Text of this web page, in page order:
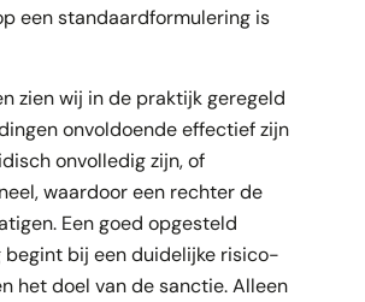
een standaardformulering is
zien wij in de praktijk geregeld
onvoldoende effectief zijn
onvolledig zijn, of
waardoor een rechter de
Een goed opgesteld
begint bij een duidelijke risico-
het doel van de sanctie. Alleen